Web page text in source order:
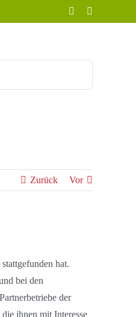
Facebook
Zurück Vor
hat.
bei den
der
ihnen mit Interesse